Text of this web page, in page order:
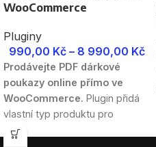
WooCommerce
Pluginy
990,00 Kč – 8 990,00 Kč
Prodávejte PDF dárkové
poukazy online přímo ve
WooCommerce. Plugin přidá
vlastní typ produktu pro
dárkové poukazy, výběr